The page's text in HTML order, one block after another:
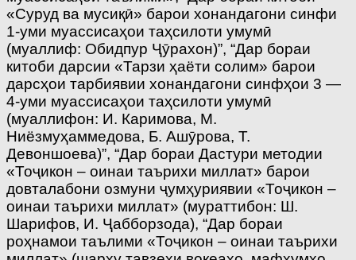
«Суруд ва мусиқӣ» барои хонандагони синфи
1-уми муассисаҳои таҳсилоти умумӣ
(муаллиф: Обидпур Ҷӯрахон)”, “Дар бораи
китоби дарсии «Тарзи ҳаёти солим» барои
дарсҳои тарбиявии хонандагони синфҳои 3 —
4-уми муассисаҳои таҳсилоти умумӣ
(муаллифон: И. Каримова, М.
Ниёзмуҳаммедова, Б. Ашӯрова, Т.
Девоншоева)”, “Дар бораи Дастури методии
«Тоҷикон – оинаи таърихи миллат» барои
довталабони озмуни ҷумҳуриявии «Тоҷикон –
оинаи таърихи миллат» (мураттибон: Ш.
Шарифов, И. Ҷабборзода), “Дар бораи
роҳнамои таълими «Тоҷикон – оинаи таърихи